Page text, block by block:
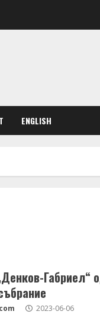
ENGLISH
Габриел“
2023-06-06